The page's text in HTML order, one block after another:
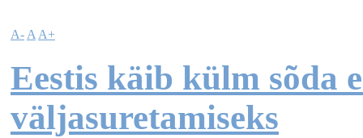
A-AA+
Eestis käib külm sõda
väljasuretamiseks